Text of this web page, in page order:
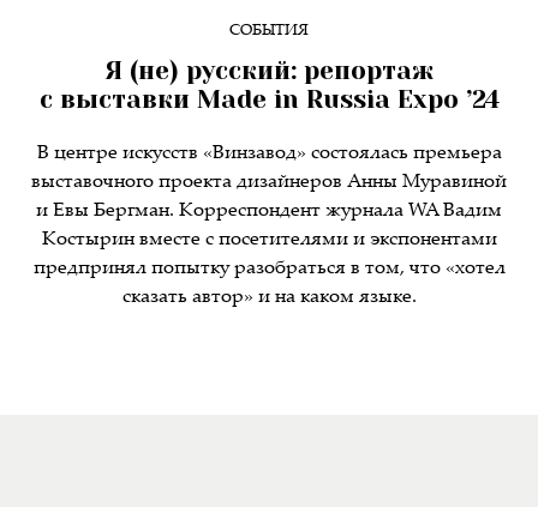
СОБЫТИЯ
Я (не) русский: репортаж
с выставки Made in Russia Expo ’24
В центре искусств «Винзавод» состоялась премьера
выставочного проекта дизайнеров Анны Муравиной
и Евы Бергман. Корреспондент журнала WA Вадим
Костырин вместе с посетителями и экспонентами
предпринял попытку разобраться в том, что «хотел
сказать автор» и на каком языке.